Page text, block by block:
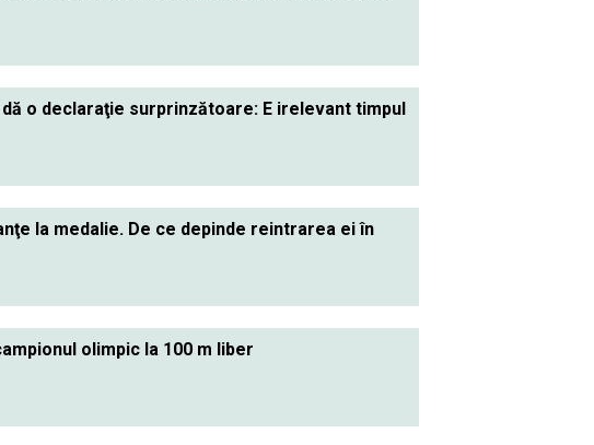
o declaraţie surprinzătoare: E irelevant timpul
la medalie. De ce depinde reintrarea ei în
olimpic la 100 m liber